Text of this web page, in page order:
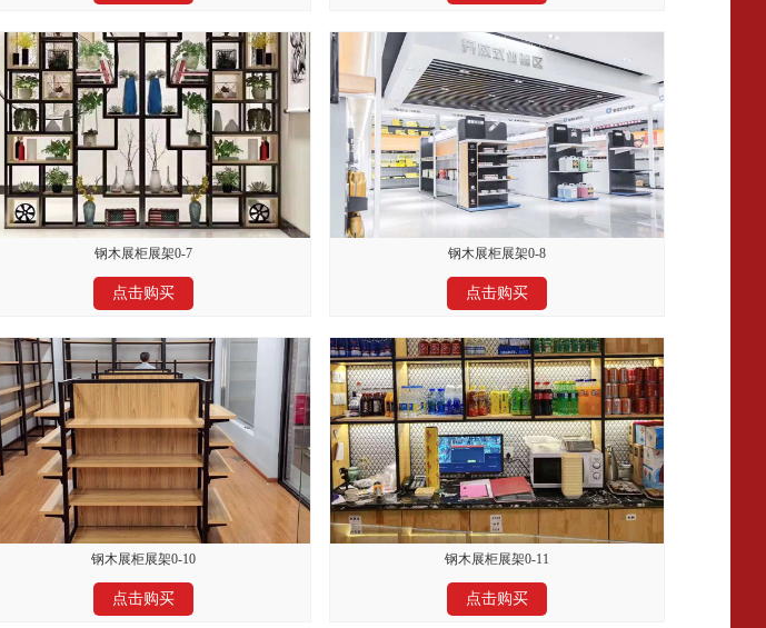
钢木展柜展架0-7
点击购买
钢木展柜展架0-8
点击购买
钢木展柜展架0-10
点击购买
钢木展柜展架0-11
点击购买